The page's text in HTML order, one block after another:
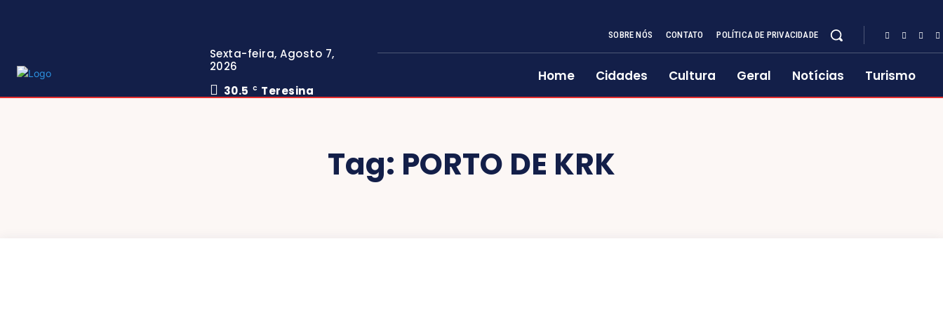
Sexta-feira, Agosto 7,
2026
30.5
C Teresina
SOBRE NÓS CONTATO POLÍTICA DE PRIVACIDADE
Home Cidades Cultura Geral Notícias Turismo
Tag: PORTO DE KRK